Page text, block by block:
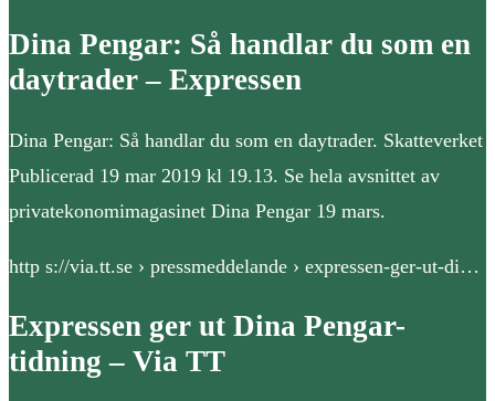
Dina Pengar: Så handlar du som en
daytrader – Expressen
Dina Pengar: Så handlar du som en daytrader. Skatteverket
Publicerad 19 mar 2019 kl 19.13. Se hela avsnittet av
privatekonomimagasinet Dina Pengar 19 mars.
http s://via.tt.se › pressmeddelande › expressen-ger-ut-di…
Expressen ger ut Dina Pengar-
tidning – Via TT